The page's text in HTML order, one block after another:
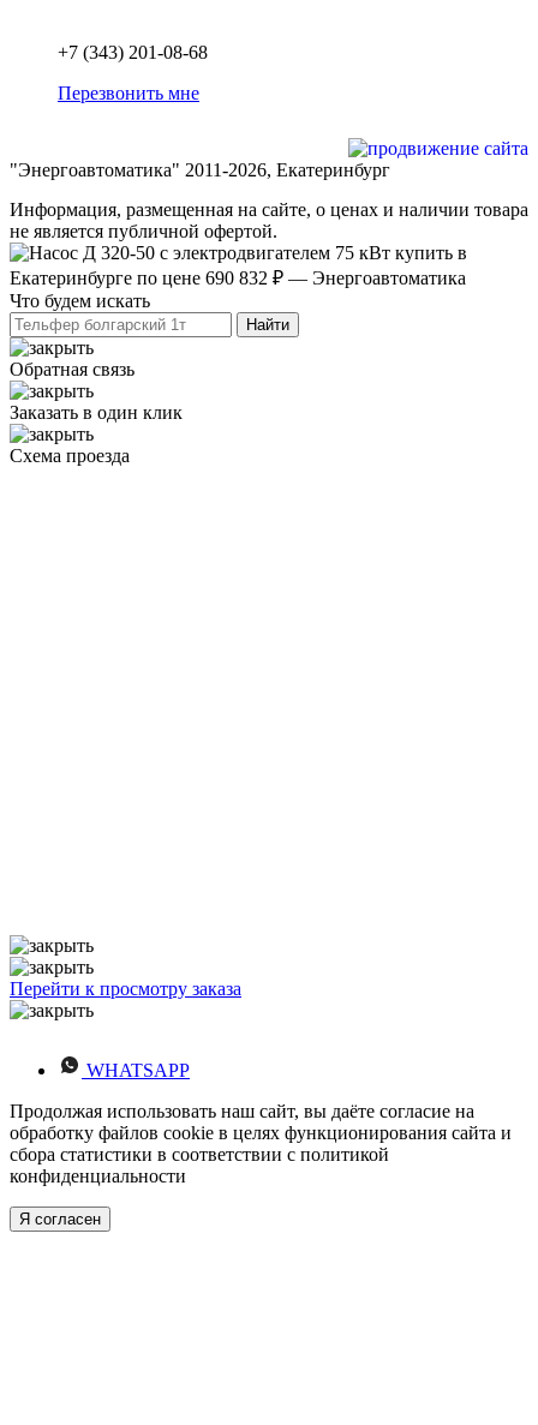
+7 (343) 201-08-68
Перезвонить мне
"Энергоавтоматика" 2011-2026, Екатеринбург
Информация, размещенная на сайте, о ценах и наличии товара
не является публичной офертой.
Что будем искать
Обратная связь
Заказать в один клик
Схема проезда
Перейти к просмотру заказа
WHATSAPP
Продолжая использовать наш сайт, вы даёте согласие на
обработку файлов cookie в целях функционирования сайта и
сбора статистики в соответствии с политикой
конфиденциальности
Я согласен